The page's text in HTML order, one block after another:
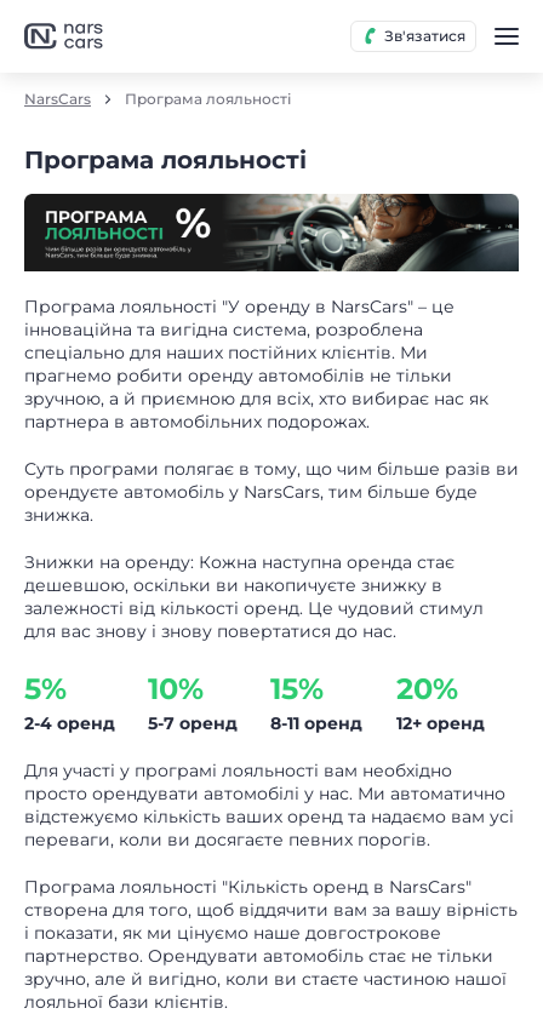
Зв'язатися
NarsCars Програма лояльності
Програма лояльності
Програма лояльності "У оренду в NarsCars" – це
інноваційна та вигідна система, розроблена
спеціально для наших постійних клієнтів. Ми
прагнемо робити оренду автомобілів не тільки
зручною, а й приємною для всіх, хто вибирає нас як
партнера в автомобільних подорожах.
Суть програми полягає в тому, що чим більше разів ви
орендуєте автомобіль у NarsCars, тим більше буде
знижка.
Знижки на оренду: Кожна наступна оренда стає
дешевшою, оскільки ви накопичуєте знижку в
залежності від кількості оренд. Це чудовий стимул
для вас знову і знову повертатися до нас.
5%
2-4 оренд
10%
5-7 оренд
15%
8-11 оренд
20%
12+ оренд
Для участі у програмі лояльності вам необхідно
просто орендувати автомобілі у нас. Ми автоматично
відстежуємо кількість ваших оренд та надаємо вам усі
переваги, коли ви досягаєте певних порогів.
Програма лояльності "Кількість оренд в NarsCars"
створена для того, щоб віддячити вам за вашу вірність
і показати, як ми цінуємо наше довгострокове
партнерство. Орендувати автомобіль стає не тільки
зручно, але й вигідно, коли ви стаєте частиною нашої
лояльної бази клієнтів.